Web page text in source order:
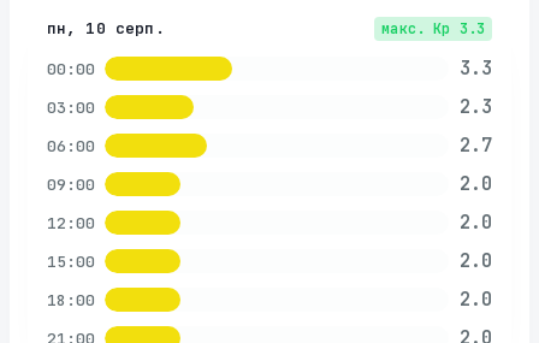
пн, 10 серп. макс. Kp 3.3
00:00 3.3
03:00 2.3
06:00 2.7
09:00 2.0
12:00 2.0
15:00 2.0
18:00 2.0
21:00 2.0